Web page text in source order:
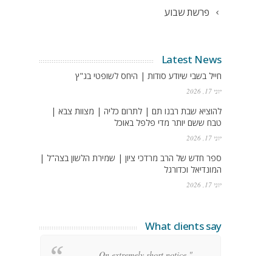
פרשת שבוע
Latest News
חייל בשבי שיודע סודות | היחס לשופטי בג"ץ
יוני 17, 2026
להוציא שבת רבנו תם | לתרום כליה | מצוות צבא |
טבח ששם יותר מדי פלפל באוכל
יוני 17, 2026
ספר חדש של הרב מרדכי ציון | שמירת הלשון בצה"ל |
המונדיאל וכדורגל
יוני 17, 2026
What clients say